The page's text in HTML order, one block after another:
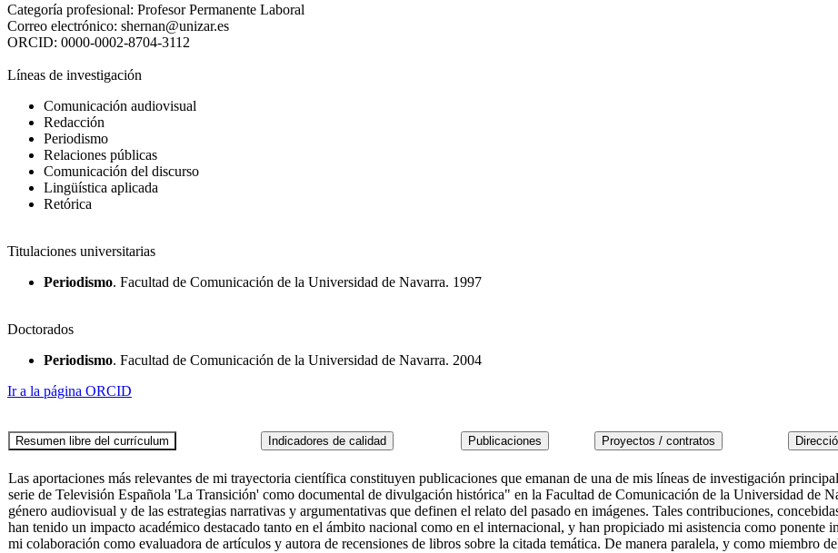
Categoría profesional: Profesor Permanente Laboral
Correo electrónico: shernan@unizar.es
ORCID: 0000-0002-8704-3112
Líneas de investigación
Comunicación audiovisual
Redacción
Periodismo
Relaciones públicas
Comunicación del discurso
Lingüística aplicada
Retórica
Titulaciones universitarias
Periodismo. Facultad de Comunicación de la Universidad de Navarra. 1997
Doctorados
Periodismo. Facultad de Comunicación de la Universidad de Navarra. 2004
Ir a la página ORCID
Las aportaciones más relevantes de mi trayectoria científica constituyen publicaciones que emanan de una de mis líneas de investigación
serie de Televisión Española 'La Transición' como documental de divulgación histórica" en la Facultad de Comunicación de la Universidad de
género audiovisual y de las estrategias narrativas y argumentativas que definen el relato del pasado en imágenes. Tales contribuciones,
han tenido un impacto académico destacado tanto en el ámbito nacional como en el internacional, y han propiciado mi asistencia como ponente
mi colaboración como evaluadora de artículos y autora de recensiones de libros sobre la citada temática. De manera paralela, y como miembro